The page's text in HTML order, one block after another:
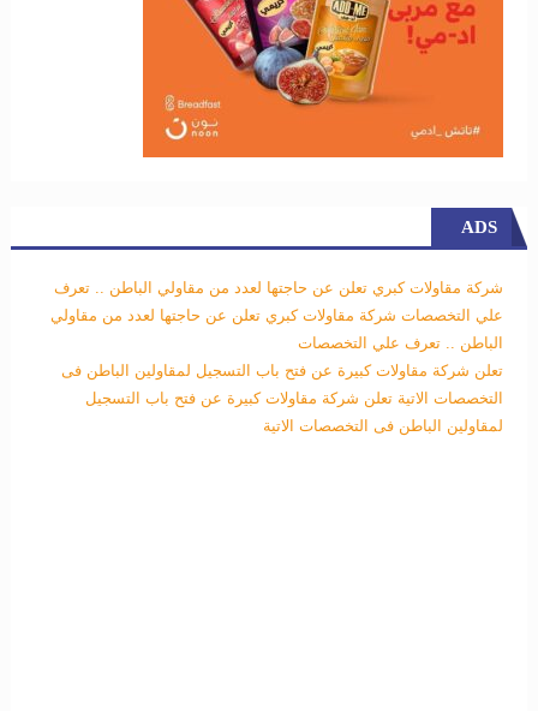
ADS
شركة مقاولات كبري تعلن عن حاجتها لعدد من مقاولي الباطن .. تعرف
علي التخصصات شركة مقاولات كبري تعلن عن حاجتها لعدد من مقاولي
الباطن .. تعرف علي التخصصات
تعلن شركة مقاولات كبيرة عن فتح باب التسجيل لمقاولين الباطن فى
التخصصات الاتية تعلن شركة مقاولات كبيرة عن فتح باب التسجيل
لمقاولين الباطن فى التخصصات الاتية